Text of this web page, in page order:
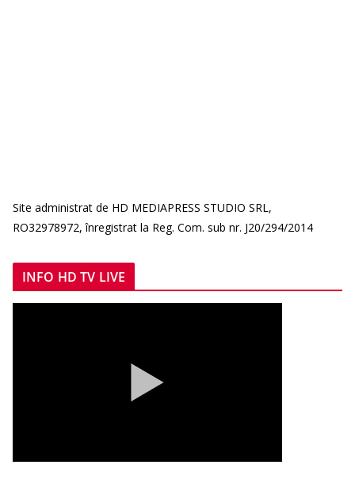
Site administrat de HD MEDIAPRESS STUDIO SRL,
RO32978972, înregistrat la Reg. Com. sub nr. J20/294/2014
INFO HD TV LIVE